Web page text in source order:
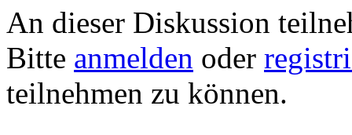
An dieser Diskussion
Bitte anmelden oder
teilnehmen zu können.